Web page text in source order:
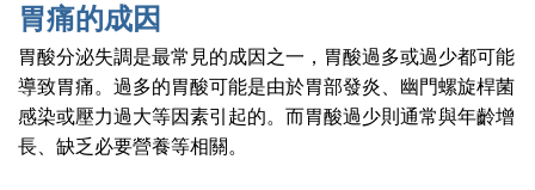
胃痛的成因
胃酸分泌失調是最常見的成因之一，胃酸過多或過少都可能
導致胃痛。過多的胃酸可能是由於胃部發炎、幽門螺旋桿菌
感染或壓力過大等因素引起的。而胃酸過少則通常與年齡增
長、缺乏必要營養等相關。